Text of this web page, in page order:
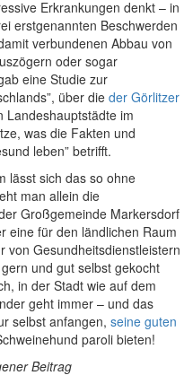
Erkrankungen denkt – in
erstgenannten Beschwerden
verbundenen Abbau von
oder sogar
eine Studie zur
über die der Görlitzer
Landeshauptstädte im
was die Fakten und
leben” betrifft.
lässt sich das so ohne
man allein die
Großgemeinde Markersdorf
eine für den ländlichen Raum
von Gesundheitsdienstleistern
und gut selbst gekocht
in der Stadt wie auf dem
geht immer – und das
selbst anfangen, seine guten
paroli bieten!
Beitrag